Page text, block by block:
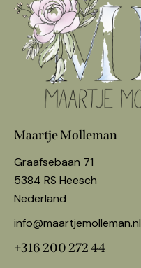
Maartje Molleman
Graafsebaan 71
5384 RS Heesch
Nederland
info@maartjemolleman.nl
+316 200 272 44